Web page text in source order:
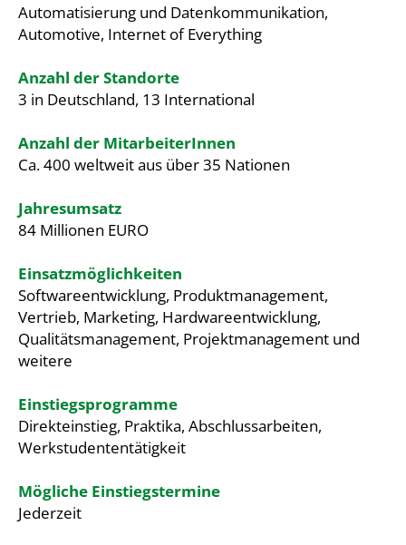
Automatisierung und Datenkommunikation,
Automotive, Internet of Everything
Anzahl der Standorte
3 in Deutschland, 13 International
Anzahl der MitarbeiterInnen
Ca. 400 weltweit aus über 35 Nationen
Jahresumsatz
84 Millionen EURO
Einsatzmöglichkeiten
Softwareentwicklung, Produktmanagement,
Vertrieb, Marketing, Hardwareentwicklung,
Qualitätsmanagement, Projektmanagement und
weitere
Einstiegsprogramme
Direkteinstieg, Praktika, Abschlussarbeiten,
Werkstudententätigkeit
Mögliche Einstiegstermine
Jederzeit